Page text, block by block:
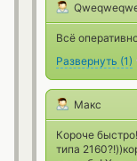
Всё
Развернуть (1)
Макс
Короче
типа